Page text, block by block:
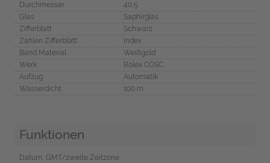
Durchmesser
40,5
Glas
Saphirglas
Zifferblatt
Schwarz
Zahlen Zifferblatt
Index
Band Material
Weißgold
Werk
Rolex COSC
Aufzug
Automatik
Wasserdicht
100 m
Funktionen
Datum, GMT/zweite Zeitzone